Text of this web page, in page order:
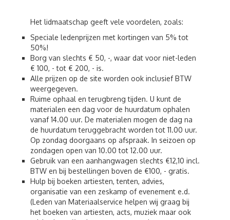
Het lidmaatschap geeft vele voordelen, zoals:
Speciale ledenprijzen met kortingen van 5% tot
50%!
Borg van slechts € 50, -, waar dat voor niet-leden
€ 100, - tot € 200, - is.
Alle prijzen op de site worden ook inclusief BTW
weergegeven.
Ruime ophaal en terugbreng tijden. U kunt de
materialen een dag voor de huurdatum ophalen
vanaf 14.00 uur. De materialen mogen de dag na
de huurdatum teruggebracht worden tot 11.00 uur.
Op zondag doorgaans op afspraak. In seizoen op
zondagen open van 10.00 tot 12.00 uur.
Gebruik van een aanhangwagen slechts €12,10 incl.
BTW en bij bestellingen boven de €100, - gratis.
Hulp bij boeken artiesten, tenten, advies,
organisatie van een zeskamp of evenement e.d.
(Leden van Materiaalservice helpen wij graag bij
het boeken van artiesten, acts, muziek maar ook